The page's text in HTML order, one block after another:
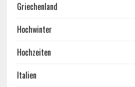
Griechenland
Hochwinter
Hochzeiten
Italien